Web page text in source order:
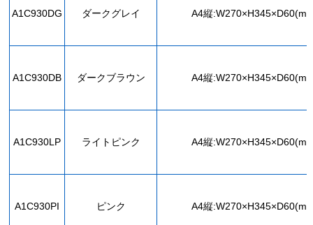
A1C930DG ダークグレイ A4縦
A1C930DB ダークブラウン A4縦
A1C930LP ライトピンク A4縦
A1C930PI ピンク A4縦